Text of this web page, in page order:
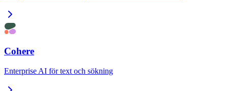
Cohere
Enterprise AI för text och sökning